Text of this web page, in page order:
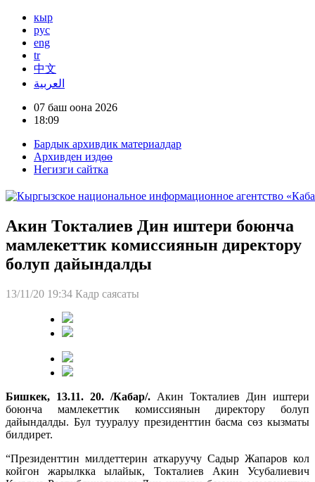
кыр
рус
eng
tr
中文
العربية
07 баш оона 2026
18:09
Бардык архивдик материалдар
Архивден издөө
Негизги сайтка
Акин Токталиев Дин иштери боюнча
мамлекеттик комиссиянын директору
болуп дайындалды
13/11/20 19:34 Кадр саясаты
Бишкек, 13.11. 20. /Кабар/. Акин Токталиев Дин иштери
боюнча мамлекеттик комиссиянын директору болуп
дайындалды. Бул тууралуу президенттин басма сөз кызматы
билдирет.
“Президенттин милдеттерин аткаруучу Садыр Жапаров кол
койгон жарылкка ылайык, Токталиев Акин Усубалиевич